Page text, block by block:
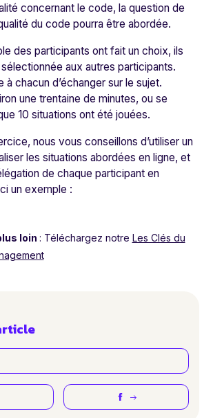
concernant le code, la question de
du code pourra être abordée.
des participants ont fait un choix, ils
aux autres participants.
à chacun d’échanger sur le sujet.
une trentaine de minutes, ou se
10 situations ont été jouées.
nous vous conseillons d’utiliser un
les situations abordées en ligne, et
de chaque participant en
un exemple :
loin : Téléchargez notre Les Clés du